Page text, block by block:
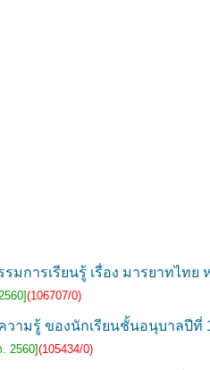
มการเรียนรู้ เรื่อง มารยาทไท
(106707/0)
ามรู้ ของนักเรียนชั้นอนุบาลปีที่
2560](105434/0)